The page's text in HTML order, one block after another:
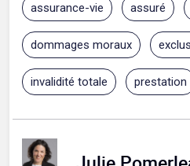
assurance-vie assuré
dommages moraux
invalidité totale prestation